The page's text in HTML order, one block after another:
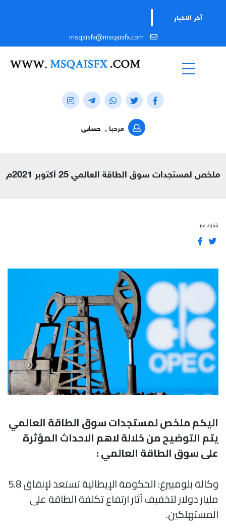
آخر الاخبار
msqaisfx@msqaisfx.com
مرحبا , حسابى
ملخص لمستجدات سوق الطاقة العالمي 25 أكتوبر 2021م
شارك عبر
اليكم ملخص لمستجدات سوق الطاقة العالمي
يتم التوضيح من خلالة لاهم الاحداث المؤثرة
على سوق الطاقة العالمي :
وكالة بلومبيرغ: الحكومة الإيطالية تستعد لإنفاق 5.8
مليار دولار لتخفيف آثار ارتفاع تكلفة الطاقة على
المستهلكين.